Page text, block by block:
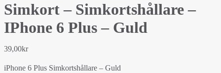
Simkort – Simkortshållare –
IPhone 6 Plus – Guld
39,00kr
iPhone 6 Plus Simkortshållare – Guld